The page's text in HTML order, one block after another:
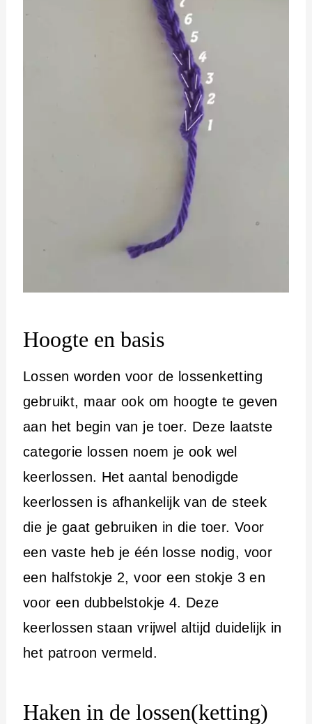
Hoogte en basis
Lossen worden voor de lossenketting
gebruikt, maar ook om hoogte te geven
aan het begin van je toer. Deze laatste
categorie lossen noem je ook wel
keerlossen. Het aantal benodigde
keerlossen is afhankelijk van de steek
die je gaat gebruiken in die toer. Voor
een vaste heb je één losse nodig, voor
een halfstokje 2, voor een stokje 3 en
voor een dubbelstokje 4. Deze
keerlossen staan vrijwel altijd duidelijk in
het patroon vermeld.
Haken in de lossen(ketting)